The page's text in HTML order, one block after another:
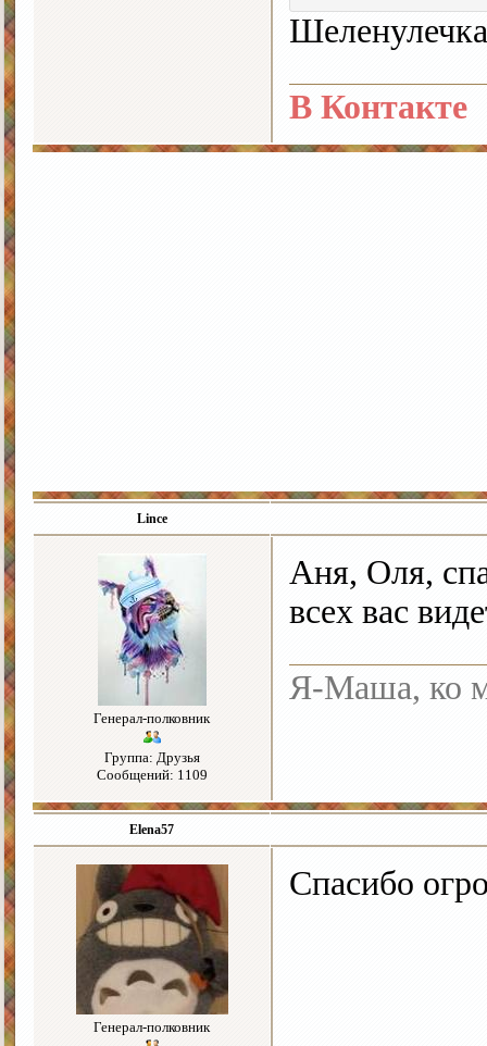
В Контакте
Lince
Генерал-полковник
Группа: Друзья
Сообщений: 1109
Аня, Оля,
всех вас
Я-Маша, ко
Elena57
Генерал-полковник
Спасибо